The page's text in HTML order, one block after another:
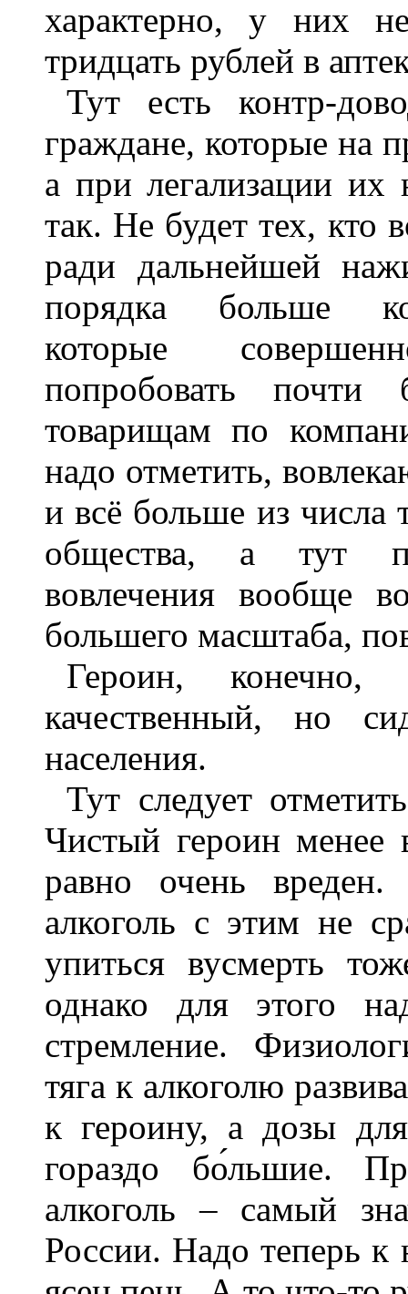
характерно, у них
тридцать рублей в
Тут есть контр-
граждане, которые на
а при легализации их
так. Не будет тех, кто
ради дальнейшей
порядка больше
которые
попробовать почти
товарищам по
надо отметить,
и всё больше из числа
общества, а тут
вовлечения вообще
большего масштаба,
Героин,
качественный, но
населения.
Тут следует
Чистый героин менее
равно очень
алкоголь с этим не
упиться вусмерть
однако для этого
стремление.
тяга к алкоголю
к героину, а дозы
гораздо бо́льшие.
алкоголь – самый
России. Надо теперь к